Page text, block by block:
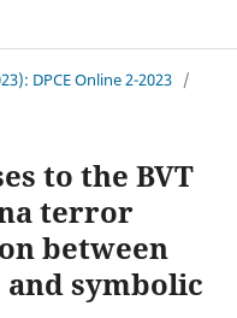
DPCE Online 2-2023 /
to the BVT
terror
between
symbolic